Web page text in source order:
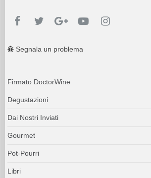
Segnala un problema
Firmato DoctorWine
Degustazioni
Dai Nostri Inviati
Gourmet
Pot-Pourri
Libri